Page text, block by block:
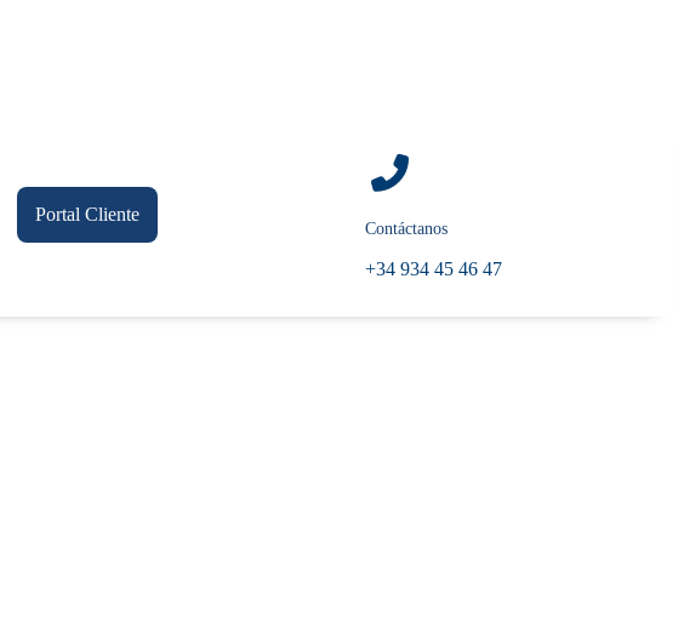
Portal Cliente
Contáctanos
+34 934 45 46 47